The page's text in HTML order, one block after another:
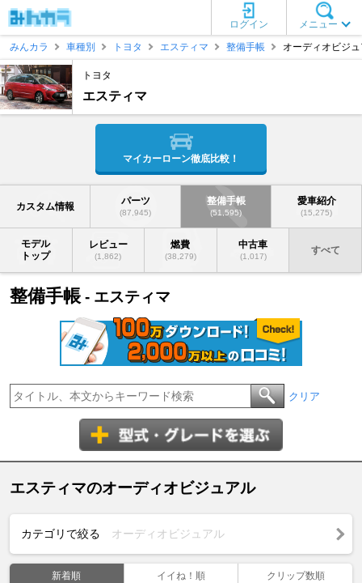
メニュー
ログイン
みんカラ
車種別 トヨタ エスティマ 整備手帳 オーディオビジ
トヨタ
エスティマ
マイカーローン徹底比較！
カスタム情報 パーツ
(87,945)
整備手帳
(51,595)
愛車紹介
(15,275)
モデル
トップ
レビュー
(1,862)
燃費
(38,279)
中古車
(1,017)
すべて
整備手帳 - エスティマ
クリア
エスティマのオーディオビジュアル
カテゴリで絞る オーディオビジュアル
新着順 イイね！順 クリップ数順